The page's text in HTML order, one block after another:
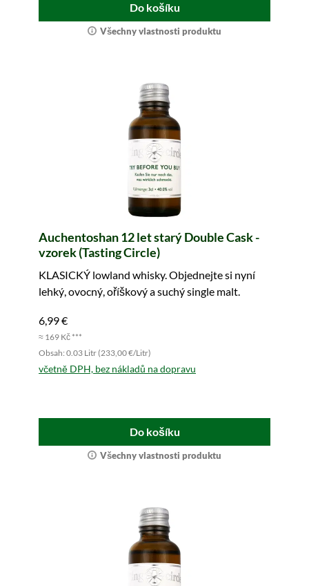
Do košíku
Všechny vlastnosti produktu
Auchentoshan 12 let starý Double Cask -
vzorek (Tasting Circle)
KLASICKÝ lowland whisky. Objednejte si nyní
lehký, ovocný, oříškový a suchý single malt.
6,99 €
≈ 169 Kč ***
Obsah: 0.03 Litr (233,00 €/Litr)
včetně DPH, bez nákladů na dopravu
Do košíku
Všechny vlastnosti produktu